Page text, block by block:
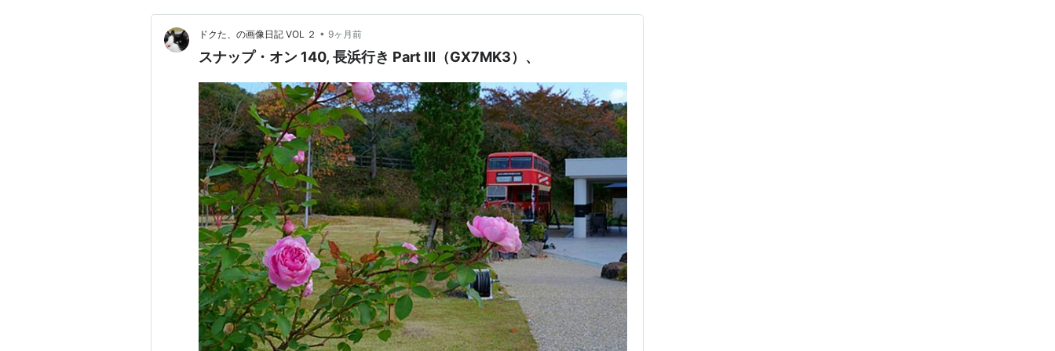
ドクた、の画像日記 VOL ２ • 9ヶ月前
スナップ・オン 140, 長浜行き Part Ⅲ（GX7MK3）、